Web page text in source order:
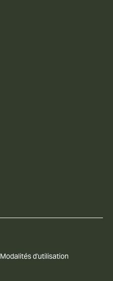
Modalités d'utilisation